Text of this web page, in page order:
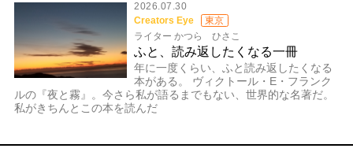
2026.07.30
Creators Eye
東京
ライター かつら ひさこ
ふと、読み返したくなる一冊
年に一度くらい、ふと読み返したくなる
本がある。 ヴィクトール・E・フランク
ルの『夜と霧』。今さら私が語るまでもない、世界的な名著だ。
私がきちんとこの本を読んだ